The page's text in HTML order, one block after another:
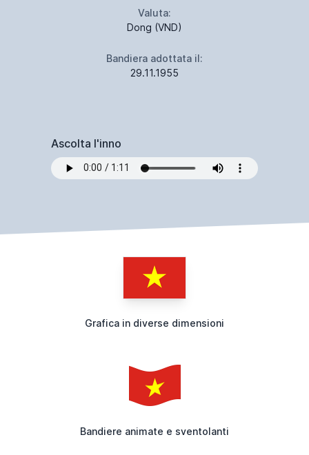
Valuta:
Dong (VND)
Bandiera adottata il:
29.11.1955
Ascolta l'inno
Grafica in diverse dimensioni
Bandiere animate e sventolanti